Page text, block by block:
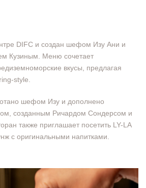
DIFC и создан шефом Изу Ани и
Кузиным. Меню сочетает
вкусы, предлагая
style.
шефом Изу и дополнено
созданным Ричардом Сондерсом и
также приглашает посетить LY-LA
с оригинальными напитками.